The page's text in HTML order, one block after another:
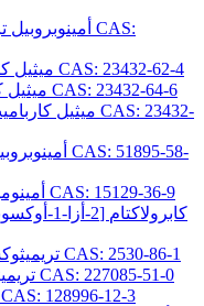
N- (تريميثوكسي سيليل بروبيل) ميثيل كارباميت CAS: 23432-62-4
N- (تريميثوكسي سيليل ميثيل) ميثيل كارباميت CAS: 23432-64-6
N- (6-أمينوهيكسيل) أمينوميثيلترييثوكسيسيلان CAS: 15129-36-9
[3- (N، N-ديميثيلامينو) بروبيل] تريميثوكسيسيلان CAS: 2530-86-1
(3- (ن-إيثيلامينو) إيزوبوتيل) تريميثوكسيسيلان CAS: 227085-51-0
3-بيبيرازينوبروبيل ميثيلديميثوكسيسيلان CAS: 128996-12-3